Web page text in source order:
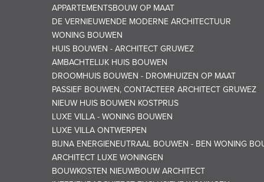
APPARTEMENTSBOUW OP MAAT
DE VERNIEUWENDE MODERNE ARCHITECTUUR
WONING BOUWEN
HUIS BOUWEN - ARCHITECT GRUWEZ
AMBACHTELIJK HUIS BOUWEN
DROOMHUIS BOUWEN - DROMHUIZEN OP MAAT
PASSIEF BOUWEN, CONTACTEER ARCHITECT GRUWEZ
NIEUW HUIS BOUWEN KOSTPRIJS
LUXE VILLA - WONING BOUWEN
LUXE VILLA ONTWERPEN
BIJNA ENERGIENEUTRAAL BOUWEN - BEN WONING
ARCHITECT LUXE WONINGEN
BOUWKOSTEN NIEUWBOUW ARCHITECT